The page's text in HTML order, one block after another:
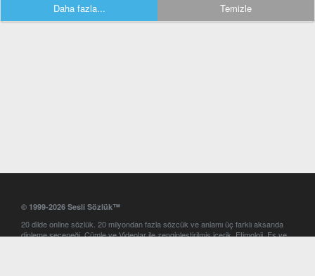
Daha fazla... Temizle
© 1999-2026 Sesli Sözlük™
20 dilde online sözlük. 20 milyondan fazla sözcük ve anlamı üç farklı aksanda
dinleme seçeneği. Cümle ve Videolar ile zenginleştirilmiş içerik. Etimoloji, Eş ve